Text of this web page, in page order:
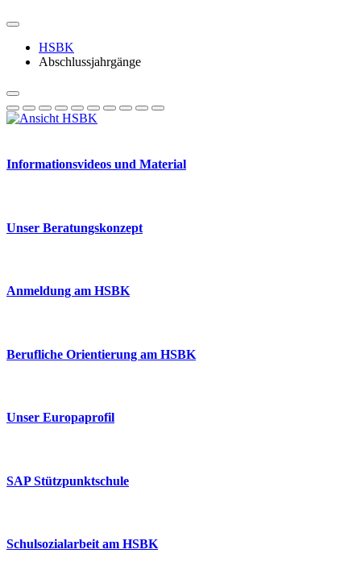
HSBK
Abschlussjahrgänge
Informationsvideos und Material
Unser Beratungskonzept
Anmeldung am HSBK
Berufliche Orientierung am HSBK
Unser Europaprofil
SAP Stützpunktschule
Schulsozialarbeit am HSBK